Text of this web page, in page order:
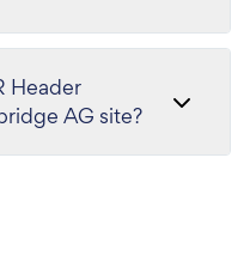
Header
AG site?